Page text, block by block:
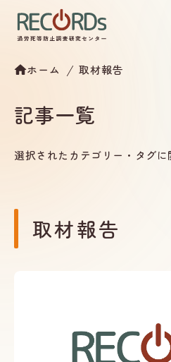
ホーム 取材報告
記事一覧
選択されたカテゴリー・タグ
取材報告